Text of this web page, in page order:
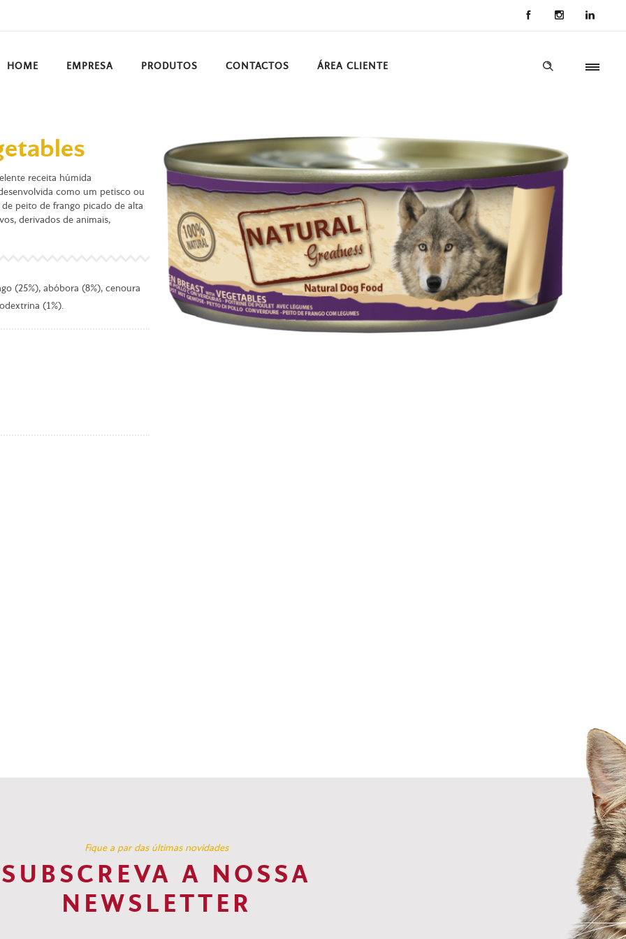
HOME EMPRESA PRODUTOS CONTACTOS ÁREA CLIENTE
receita húmida
como um petisco ou
peito de frango picado de alta
derivados de animais,
(25%), abóbora (8%), cenoura
(1%).
Fique a par das últimas novidades
SUBSCREVA A NOSSA
NEWSLETTER